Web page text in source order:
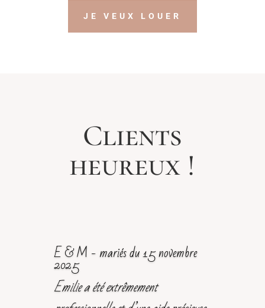
JE VEUX LOUER
Clients
heureux !
E & M - mariés du 15 novembre
2025
Emilie a été extrêmement